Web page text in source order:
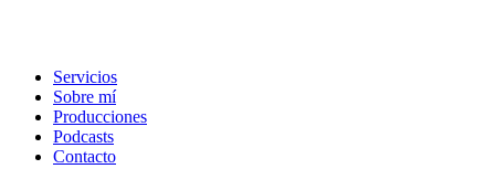
Servicios
Sobre mí
Producciones
Podcasts
Contacto